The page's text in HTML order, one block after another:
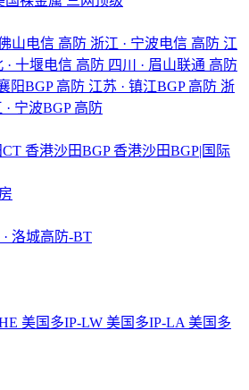
山电信 高防 浙江 · 宁波电信 高防 江
· 十堰电信 高防 四川 · 眉山联通 高防
阳BGP 高防 江苏 · 镇江BGP 高防 浙
· 宁波BGP 高防
CT 香港沙田BGP 香港沙田BGP|国际
洛城高防-BT
美国多IP-LW 美国多IP-LA 美国多